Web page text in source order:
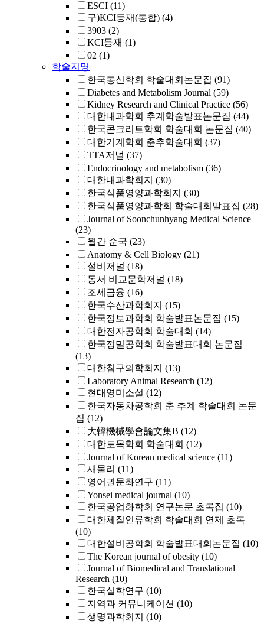
ESCI (11)
구)KCI등재(통합) (4)
3903 (2)
KCI등재 (1)
02 (1)
학술지명
한국통신학회 학술대회논문집 (91)
Diabetes and Metabolism Journal (59)
Kidney Research and Clinical Practice (56)
대한내과학회 추계학술발표논문집 (44)
한국콘크리트학회 학술대회 논문집 (40)
대한기계학회 춘추학술대회 (37)
TTA저널 (37)
Endocrinology and metabolism (36)
대한내과학회지 (30)
한국식품영양과학회지 (30)
한국식품영양과학회 학술대회발표집 (28)
Journal of Soonchunhyang Medical Science
(23)
월간 순국 (23)
Anatomy & Cell Biology (21)
설비저널 (18)
동서 비교문학저널 (18)
조세금융 (16)
한국수산과학회지 (15)
한국정보과학회 학술발표논문집 (15)
대한전자공학회 학술대회 (14)
한국정밀공학회 학술발표대회 논문집
(13)
대한침구의학회지 (13)
Laboratory Animal Research (12)
현대영미소설 (12)
한국자동차공학회 춘 추계 학술대회 논문
집 (12)
大韓機械學會論文集B (12)
대한토목학회 학술대회 (12)
Journal of Korean medical science (11)
새물리 (11)
영어권문화연구 (11)
Yonsei medical journal (10)
한국공업화학회 연구논문 초록집 (10)
대한체질인류학회 학술대회 연제 초록
(10)
대한설비공학회 학술발표대회논문집 (10)
The Korean journal of obesity (10)
Journal of Biomedical and Translational
Research (10)
한국실학연구 (10)
지역과 커뮤니케이션 (10)
생명과학회지 (10)